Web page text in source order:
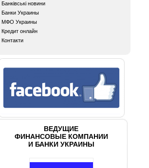
Банківські новини
Банки Украины
МФО Украины
Кредит онлайн
Контакти
ВЕДУЩИЕ
ФИНАНСОВЫЕ КОМПАНИИ
И БАНКИ УКРАИНЫ